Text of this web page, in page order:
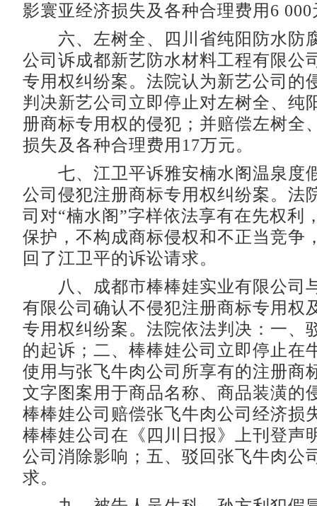
影寰亚经济损失及各种合理费用6 000
六、左树全、四川省纯阳防水防
公司诉成都新艺防水材料工程有限公
专用权纠纷案。法院认为新艺公司的
判决新艺公司立即停止对左树全、纯
册商标专用权的侵犯；并赔偿左树全
损失及各种合理费用17万元。
七、江卫平诉雅安楠水阁温泉度
公司侵犯注册商标专用权纠纷案。法
司对“楠水阁”字样依法享有在先权利
保护，不构成商标侵权和不正当竞争
回了江卫平的诉讼请求。
八、成都市棒棒娃实业有限公司
有限公司确认不侵犯注册商标专用权
专用权纠纷案。法院依法判决：一、
的起诉；二、棒棒娃公司立即停止在
使用与张飞牛肉公司所享有的注册商
文字图案用于商品名称、商品装潢的
棒棒娃公司赔偿张飞牛肉公司经济损
棒棒娃公司在《四川日报》上刊登声
公司消除影响；五、驳回张飞牛肉公
求。